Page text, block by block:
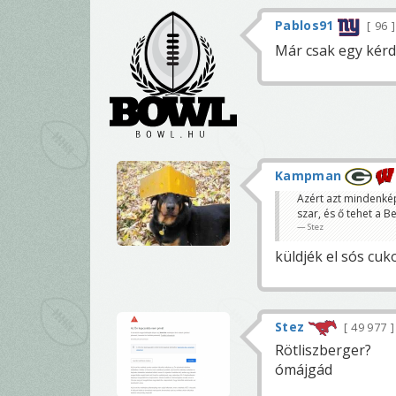
Pablos91 96
Már csak egy
Kampman
Azért azt
szar, és ő tehet a
Stez
küldjék el sós
Stez 49 977
Rötliszberger?
ómájgád